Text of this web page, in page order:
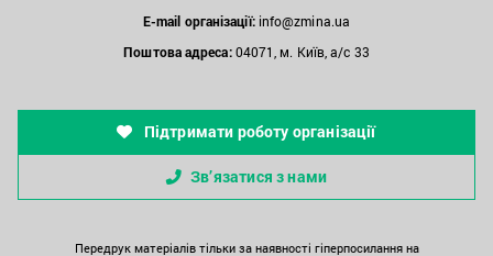
E-mail організації: info@zmina.ua
Поштова адреса:04071, м. Київ, а/с 33
Підтримати роботу організації
Зв’язатися з нами
Передрук матеріалів тільки за наявності гіперпосилання на